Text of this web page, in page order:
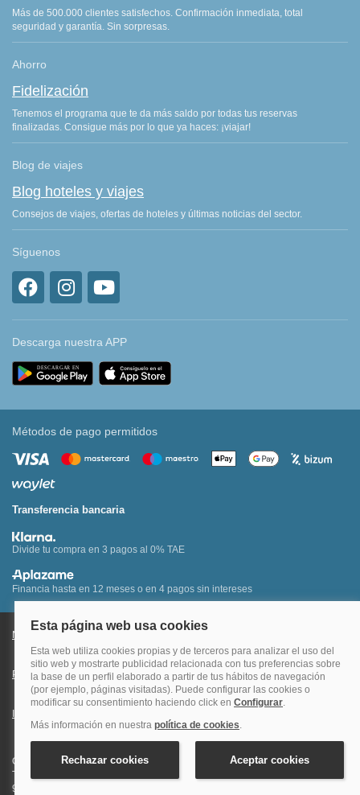
Más de 500.000 clientes satisfechos. Confirmación inmediata, total
seguridad y garantía. Sin sorpresas.
Ahorro
Fidelización
Tenemos el programa que te da más saldo por todas tus reservas
finalizadas. Consigue más por lo que ya haces: ¡viajar!
Blog de viajes
Blog hoteles y viajes
Consejos de viajes, ofertas de hoteles y últimas noticias del sector.
Síguenos
Descarga nuestra APP
Métodos de pago permitidos
Transferencia bancaria
Divide tu compra en 3 pagos al 0% TAE
Financia hasta en 12 meses o en 4 pagos sin intereses
Nota legal y condiciones de uso de la página web
Política de Privacidad Condiciones Generales de Contratación
Quehoteles.com - Especialistas en hoteles © Copyright Veturis Travel S.A.
Todos los derechos reservados. Autorización nº I-AV0000879.4 Tel: +34
915759999